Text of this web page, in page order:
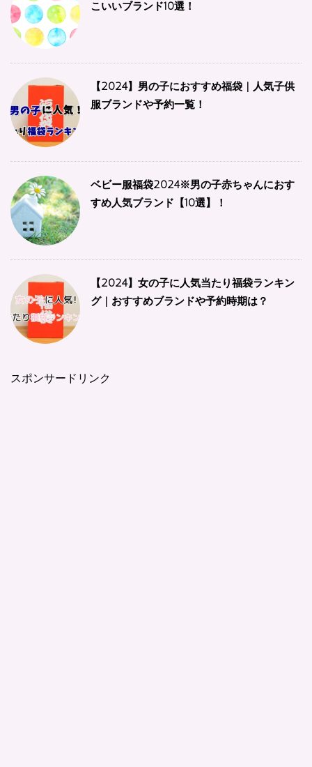
こいいブランド10選！
【2024】男の子におすすめ福袋 | 人気子供
服ブランドや予約一覧！
ベビー服福袋2024※男の子赤ちゃんにおす
すめ人気ブランド【10選】！
【2024】女の子に人気当たり福袋ランキン
グ | おすすめブランドや予約時期は？
スポンサードリンク